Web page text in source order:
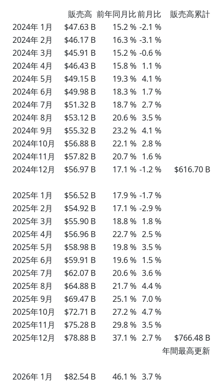
販売高 前年同月比前月比
販売高累計
2024年 1月
$47.63 B 15.2 % -2.1 %
2024年 2月
$46.17 B 16.3 % -3.1 %
2024年 3月
$45.91 B 15.2 % -0.6 %
2024年 4月
$46.43 B 15.8 % 1.1 %
2024年 5月
$49.15 B 19.3 % 4.1 %
2024年 6月
$49.98 B 18.3 % 1.7 %
2024年 7月
$51.32 B 18.7 % 2.7 %
2024年 8月
$53.12 B 20.6 % 3.5 %
2024年 9月
$55.32 B 23.2 % 4.1 %
2024年10月
$56.88 B 22.1 % 2.8 %
2024年11月
$57.82 B 20.7 % 1.6 %
2024年12月
$56.97 B 17.1 % -1.2 % $616.70 B
2025年 1月 $56.52 B 17.9 % -1.7 %
2025年 2月
$54.92 B 17.1 % -2.9 %
2025年 3月
$55.90 B 18.8 % 1.8 %
2025年 4月
$56.96 B 22.7 % 2.5 %
2025年 5月
$58.98 B 19.8 % 3.5 %
2025年 6月
$59.91 B 19.6 % 1.5 %
2025年 7月
$62.07 B 20.6 % 3.6 %
2025年 8月
$64.88 B 21.7 % 4.4 %
2025年 9月
$69.47 B 25.1 % 7.0 %
2025年10月
$72.71 B 27.2 % 4.7 %
2025年11月
$75.28 B 29.8 % 3.5 %
2025年12月
$78.88 B 37.1 % 2.7 %
$766.48 B
年間最高更新
2026年 1月 $82.54 B 46.1 % 3.7 %